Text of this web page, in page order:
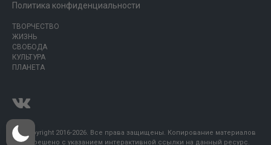
Политика конфиденциальности
ТВОРЧЕСТВО
ЖИЗНЬ
СВОБОДА
КУЛЬТУРА
ПЛАНЕТА
© Copyright 2016-2026. Все права защищены. Копирование материалов
разрешено с указанием интерактивной ссылки на данный ресурс.